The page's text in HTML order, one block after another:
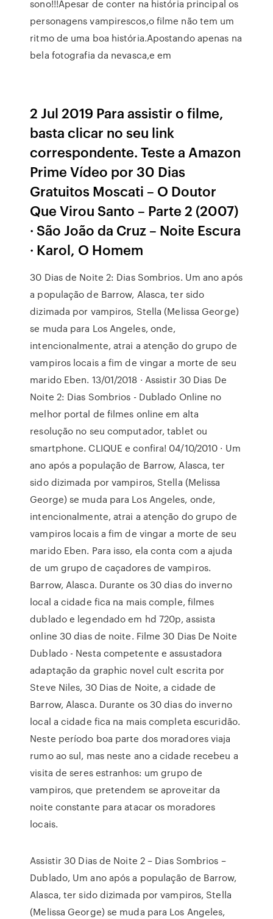
sono!!!Apesar de conter na história principal os
personagens vampirescos,o filme não tem um
ritmo de uma boa história.Apostando apenas na
bela fotografia da nevasca,e em
2 Jul 2019 Para assistir o filme,
basta clicar no seu link
correspondente. Teste a Amazon
Prime Vídeo por 30 Dias
Gratuitos Moscati – O Doutor
Que Virou Santo – Parte 2 (2007)
· São João da Cruz – Noite Escura
· Karol, O Homem
30 Dias de Noite 2: Dias Sombrios. Um ano após
a população de Barrow, Alasca, ter sido
dizimada por vampiros, Stella (Melissa George)
se muda para Los Angeles, onde,
intencionalmente, atrai a atenção do grupo de
vampiros locais a fim de vingar a morte de seu
marido Eben. 13/01/2018 · Assistir 30 Dias De
Noite 2: Dias Sombrios - Dublado Online no
melhor portal de filmes online em alta
resolução no seu computador, tablet ou
smartphone. CLIQUE e confira! 04/10/2010 · Um
ano após a população de Barrow, Alasca, ter
sido dizimada por vampiros, Stella (Melissa
George) se muda para Los Angeles, onde,
intencionalmente, atrai a atenção do grupo de
vampiros locais a fim de vingar a morte de seu
marido Eben. Para isso, ela conta com a ajuda
de um grupo de caçadores de vampiros.
Barrow, Alasca. Durante os 30 dias do inverno
local a cidade fica na mais comple, filmes
dublado e legendado em hd 720p, assista
online 30 dias de noite. Filme 30 Dias De Noite
Dublado - Nesta competente e assustadora
adaptação da graphic novel cult escrita por
Steve Niles, 30 Dias de Noite, a cidade de
Barrow, Alasca. Durante os 30 dias do inverno
local a cidade fica na mais completa escuridão.
Neste período boa parte dos moradores viaja
rumo ao sul, mas neste ano a cidade recebeu a
visita de seres estranhos: um grupo de
vampiros, que pretendem se aproveitar da
noite constante para atacar os moradores
locais.
Assistir 30 Dias de Noite 2 – Dias Sombrios –
Dublado, Um ano após a população de Barrow,
Alasca, ter sido dizimada por vampiros, Stella
(Melissa George) se muda para Los Angeles,